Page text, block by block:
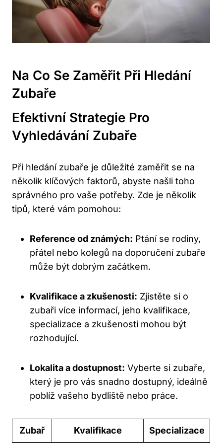
Na Co Se Zaměřit Při Hledání
Zubaře
Efektivní Strategie Pro
Vyhledávání Zubaře
Při hledání zubaře je důležité zaměřit se na
několik klíčových faktorů, abyste našli toho
správného pro vaše potřeby. Zde je několik
tipů, které vám pomohou:
Reference od známých: Ptání se rodiny,
přátel nebo kolegů na doporučení zubaře
může být dobrým začátkem.
Kvalifikace a zkušenosti: Zjistěte si o
zubaři více informací, jeho kvalifikace,
specializace a zkušenosti mohou být
rozhodující.
Lokalita a dostupnost: Vyberte si zubaře,
který je pro vás snadno dostupný, ideálně
poblíž vašeho bydliště nebo práce.
Zubař Kvalifikace Specializace